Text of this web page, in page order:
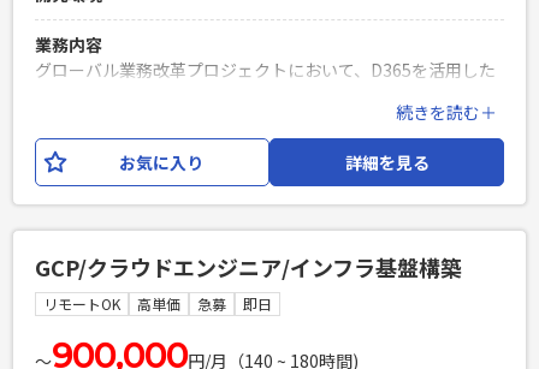
業務内容
グローバル業務改革プロジェクトにおいて、D365を活用した
カル要件を考慮したロールアウト計画の策定・実行を支援し
ます。 あわせて、標準業務フローの詳細化、各拠点への展開
支援、進捗・課題管理を行い、遅延している地域やプロジェ
必須スキル
・グローバルでシステム公開/展開のPJを推進してきた経験を
有する方 ・会議をリードできるレベルの英語スキルを有する
続きを読む＋
お気に入り 詳細を見る
GCP/クラウドエンジニア/インフラ基盤構築
リモートOK 高単価 急募 即日
〜900,000円/月（140 ~ 180時間)